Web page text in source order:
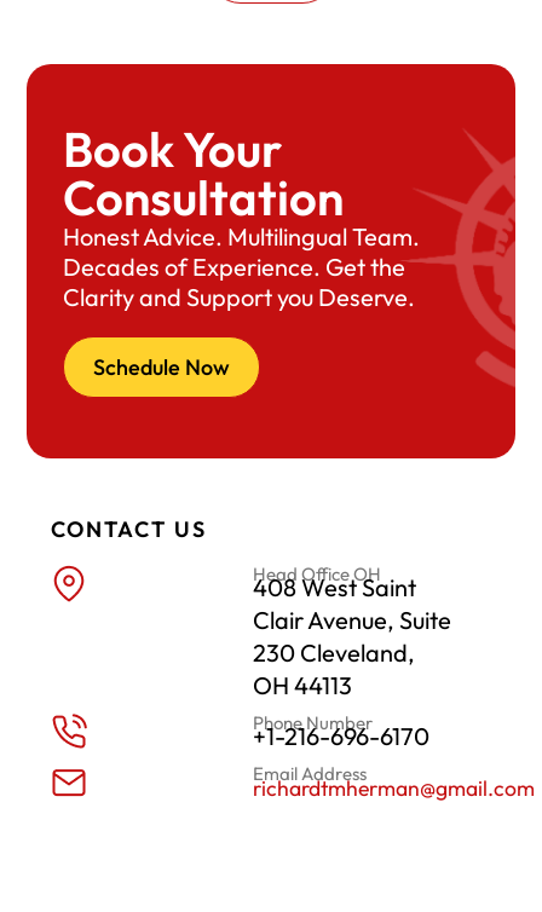
Book Your
Consultation
Honest Advice. Multilingual Team.
Decades of Experience. Get the
Clarity and Support you Deserve.
Schedule Now
CONTACT US
Head Office OH
408 West Saint
Clair Avenue, Suite
230 Cleveland,
OH 44113
Phone Number
+1-216-696-6170
Email Address
richardtmherman@gmail.com